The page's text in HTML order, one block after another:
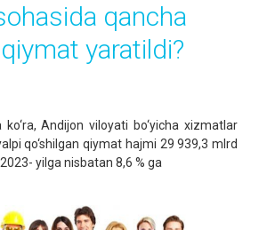
qancha
yaratildi?
Andijon viloyati bo‘yicha xizmatlar
qo‘shilgan qiymat hajmi 29 939,3 mlrd
yilga nisbatan 8,6 % ga